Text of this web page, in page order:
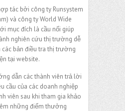
tác bởi công ty Runsystem
và công ty World Wide
mục đích là cầu nối giúp
nghiên cứu thị trường dễ
bản điều tra thị trường
tại website.
dẫn các thành viên trả lời
cầu của các doanh nghiệp
viên sau khi tham gia khảo
những điểm thưởng